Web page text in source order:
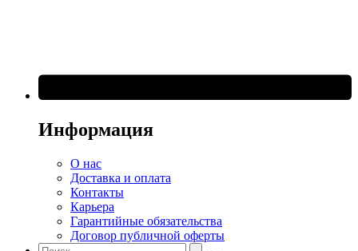
Информация
О нас
Доставка и оплата
Контакты
Карьера
Гарантийные обязательства
Договор публичной оферты